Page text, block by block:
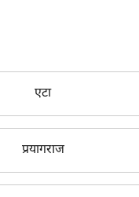
एटा
प्रयागराज